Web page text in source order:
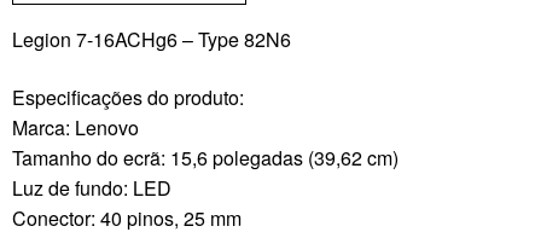
Legion 7-16ACHg6 – Type 82N6
Especificações do produto:
Marca: Lenovo
Tamanho do ecrã: 15,6 polegadas (39,62 cm)
Luz de fundo: LED
Conector: 40 pinos, 25 mm